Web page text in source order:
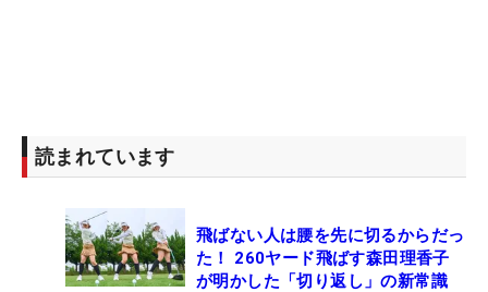
読まれています
飛ばない人は腰を先に切るからだっ
た！ 260ヤード飛ばす森田理香子
が明かした「切り返し」の新常識